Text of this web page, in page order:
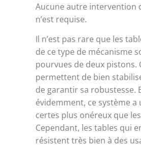
Aucune autre intervention
n’est requise.
Il n’est pas rare que les
de ce type de mécanisme
pourvues de deux pistons.
permettent de bien
de garantir sa robustesse.
évidemment, ce système a
certes plus onéreux que
Cependant, les tables qui
résistent très bien à des